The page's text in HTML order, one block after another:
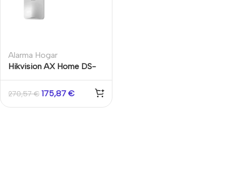
Alarma Hogar
Hikvision AX Home DS-
PA201PS-32WE/B-EU –
Panel de Control de
Alarma Inalámbrica
270,57€ 175,87 €